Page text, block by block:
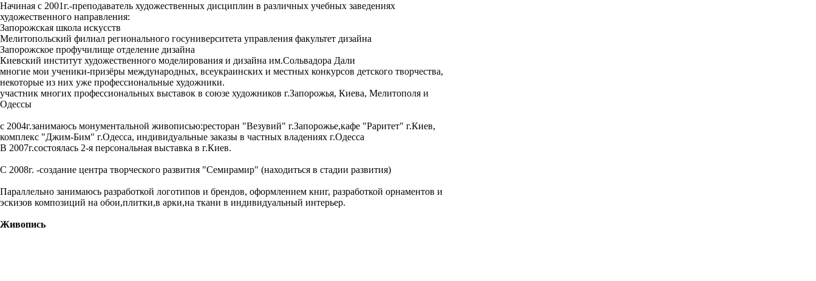
Начиная с 2001г.-преподаватель художественных дисциплин в различных учебных заведениях
художественного направления:
Запорожская школа искусств
Мелитопольский филиал регионального госуниверситета управления факультет дизайна
Запорожское профучилище отделение дизайна
Киевский институт художественного моделирования и дизайна им.Сольвадора Дали
многие мои ученики-призёры международных, всеукраинских и местных конкурсов детского творчества,
некоторые из них уже профессиональные художники.
участник многих профессиональных выставок в союзе художников г.Запорожья, Киева, Мелитополя и
Одессы
с 2004г.занимаюсь монументальной живописью:ресторан "Везувий" г.Запорожье,кафе "Раритет" г.Киев,
комплекс "Джим-Бим" г.Одесса, индивидуальные заказы в частных владениях г.Одесса
В 2007г.состоялась 2-я персональная выставка в г.Киев.
С 2008г. -создание центра творческого развития "Семирамир" (находиться в стадии развития)
Параллельно занимаюсь разработкой логотипов и брендов, оформлением книг, разработкой орнаментов и
эскизов композиций на обои,плитки,в арки,на ткани в индивидуальный интерьер.
Живопись